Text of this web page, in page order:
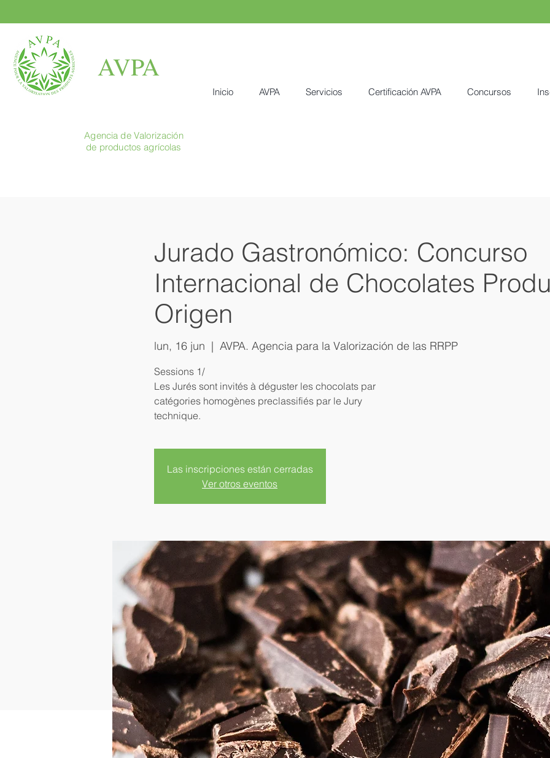
AVPA
Inicio AVPA Servicios Certificación AVPA Concursos
Agencia de Valorización
de productos agrícolas
Jurado Gastronómico: Concurso
Internacional de Chocolates
Origen
lun, 16 jun
  |
AVPA. Agencia para la Valorización de las RRPP
Sessions 1/
Les Jurés sont invités à déguster les chocolats par
catégories homogènes preclassifiés par le Jury
Las inscripciones están cerradas
Ver otros eventos